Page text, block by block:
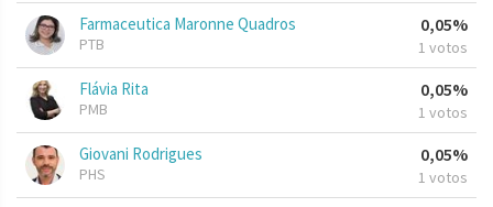
Farmaceutica Maronne Quadros
PTB
0,05%
1 votos
Flávia Rita
PMB
0,05%
1 votos
Giovani Rodrigues
PHS
0,05%
1 votos